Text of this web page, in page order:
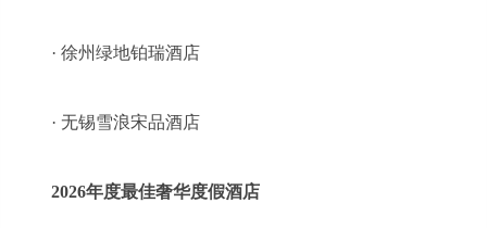
· 徐州绿地铂瑞酒店
· 无锡雪浪宋品酒店
2026年度最佳奢华度假酒店